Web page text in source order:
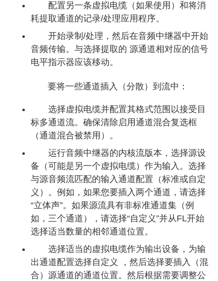
配置另一条虚拟电缆（如果使用）和将消
耗提取通道的记录/处理应用程序。
开始录制/处理，然后在音频中继器中开始
音频传输。与选择提取的 源通道相对应的信号
电平指示器应该移动。
要将一些通道插入（分散）到流中：
选择虚拟电缆并配置其格式范围以接受目
标多通道流。确保清除启用通道混合复选框
（通道混合被禁用）。
运行音频中继器的内核流版本，选择源设
备（可能是另一个虚拟电缆）作为输入。选择
与源音频流匹配的输入通道配置（标准或自定
义）。例如，如果您要插入两个通道，请选择
“立体声”。如果源流具有非标准通道集（例
如，三个通道），请选择“自定义”并从FL开始
选择适当数量的相邻通道位置。
选择适当的虚拟电缆作为输出设备，为输
出通道配置选择自定义 ，然后选择要插入（混
合）源通道的通道位置。然后根据需要调整公